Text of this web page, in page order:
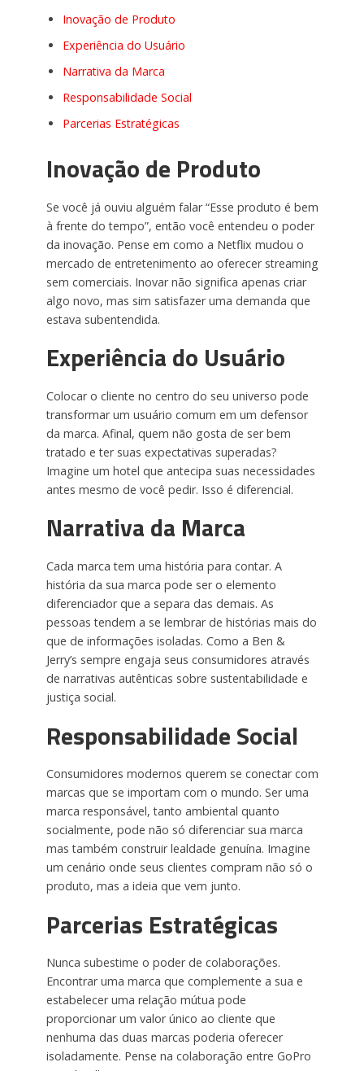
Inovação de Produto
Experiência do Usuário
Narrativa da Marca
Responsabilidade Social
Parcerias Estratégicas
Inovação de Produto
Se você já ouviu alguém falar “Esse produto é bem
à frente do tempo”, então você entendeu o poder
da inovação. Pense em como a Netflix mudou o
mercado de entretenimento ao oferecer streaming
sem comerciais. Inovar não significa apenas criar
algo novo, mas sim satisfazer uma demanda que
estava subentendida.
Experiência do Usuário
Colocar o cliente no centro do seu universo pode
transformar um usuário comum em um defensor
da marca. Afinal, quem não gosta de ser bem
tratado e ter suas expectativas superadas?
Imagine um hotel que antecipa suas necessidades
antes mesmo de você pedir. Isso é diferencial.
Narrativa da Marca
Cada marca tem uma história para contar. A
história da sua marca pode ser o elemento
diferenciador que a separa das demais. As
pessoas tendem a se lembrar de histórias mais do
que de informações isoladas. Como a Ben &
Jerry’s sempre engaja seus consumidores através
de narrativas autênticas sobre sustentabilidade e
justiça social.
Responsabilidade Social
Consumidores modernos querem se conectar com
marcas que se importam com o mundo. Ser uma
marca responsável, tanto ambiental quanto
socialmente, pode não só diferenciar sua marca
mas também construir lealdade genuína. Imagine
um cenário onde seus clientes compram não só o
produto, mas a ideia que vem junto.
Parcerias Estratégicas
Nunca subestime o poder de colaborações.
Encontrar uma marca que complemente a sua e
estabelecer uma relação mútua pode
proporcionar um valor único ao cliente que
nenhuma das duas marcas poderia oferecer
isoladamente. Pense na colaboração entre GoPro